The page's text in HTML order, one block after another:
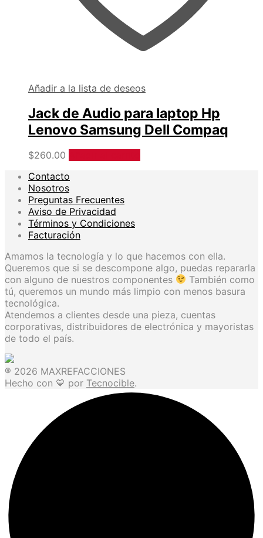
Añadir a la lista de deseos
Jack de Audio para laptop Hp
Lenovo Samsung Dell Compaq
$260.00
Contacto
Nosotros
Preguntas Frecuentes
Aviso de Privacidad
Términos y Condiciones
Facturación
Amamos la tecnología y lo que hacemos con ella.
Queremos que si se descompone algo, puedas repararla
con alguno de nuestros componentes
También como
tú, queremos un mundo más limpio con menos basura
tecnológica.
Atendemos a clientes desde una pieza, cuentas
corporativas, distribuidores de electrónica y mayoristas
de todo el país.
® 2026 MAXREFACCIONES
Hecho con 💙 por Tecnocible.